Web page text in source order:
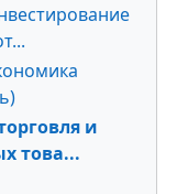
и
това...